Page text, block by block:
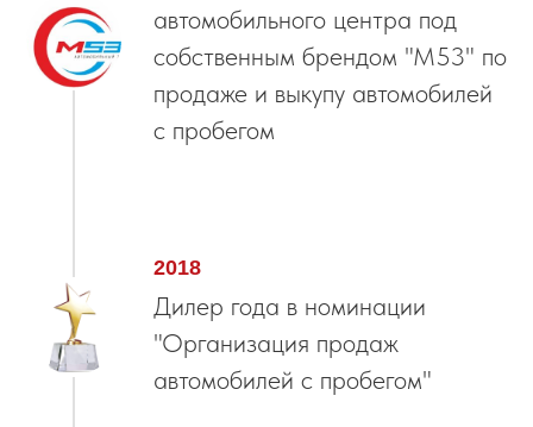
автомобильного центра под
собственным брендом "М53" по
продаже и выкупу автомобилей
с пробегом
2018
Дилер года в номинации
"Организация продаж
автомобилей с пробегом"